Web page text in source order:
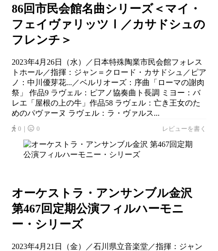
86回市民会館名曲シリーズ＜マイ・
フェイヴァリッツⅠ／カサドシュの
フレンチ＞
2023年4月26日（水）／日本特殊陶業市民会館フォレス
トホール／指揮：ジャン＝クロード・カサドシュ／ピア
ノ：中川優芽花...／ベルリオーズ：序曲「ローマの謝肉
祭」 作品9 ラヴェル：ピアノ協奏曲ト長調 ミヨー：バ
レエ「屋根の上の牛」作品58 ラヴェル：亡き王女のた
めのパヴァーヌ ラヴェル：ラ・ヴァルス...
0｜ 0 レビューを書く
オーケストラ・アンサンブル金沢
第467回定期公演フィルハーモニ
ー・シリーズ
2023年4月21日（金）／石川県立音楽堂／指揮：ジャン